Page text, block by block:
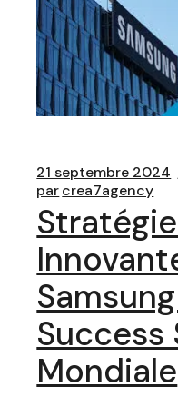
21 septembre 2024
parcrea7agency
Success
Mondiale